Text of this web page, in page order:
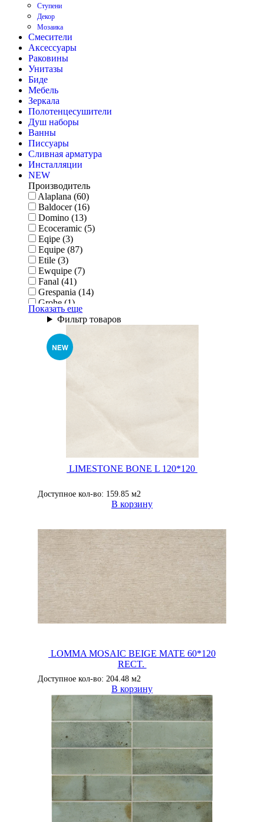
Ступени
Декор
Мозаика
Смесители
Аксессуары
Раковины
Унитазы
Биде
Мебель
Зеркала
Полотенцесушители
Душ наборы
Ванны
Писсуары
Сливная арматура
Инсталляции
NEW
Производитель
Alaplana (60)
Baldocer (16)
Domino (13)
Ecoceramic (5)
Eqipe (3)
Equipe (87)
Etile (3)
Ewquipe (7)
Fanal (41)
Grespania (14)
Grohe (1)
Keraben (40)
Mainzu (71)
Pocelanosa (9)
Porcelanosa (142)
Показать еще
Фильтр товаров
LIMESTONE BONE L 120*120
Доступное кол-во: 159.85 м2
В корзину
LOMMA MOSAIC BEIGE MATE 60*120
RECT.
Доступное кол-во: 204.48 м2
В корзину